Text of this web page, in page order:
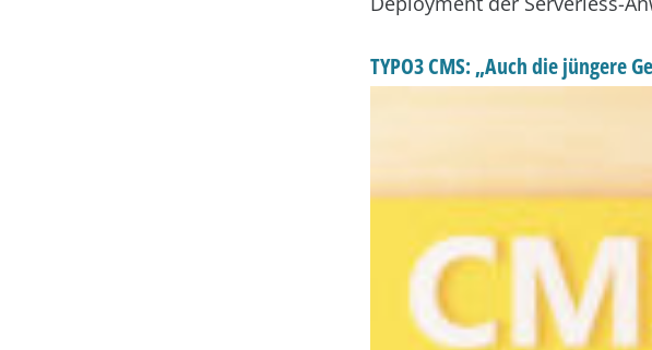
TYPO3 CMS: „Auch die jüngere